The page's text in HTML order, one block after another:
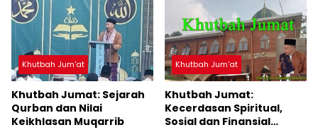
Khutbah Jum'at
Khutbah Jumat: Sejarah
Qurban dan Nilai
Keikhlasan Muqarrib
Khutbah Jum'at
Khutbah Jumat:
Kecerdasan Spiritual,
Sosial dan Finansial